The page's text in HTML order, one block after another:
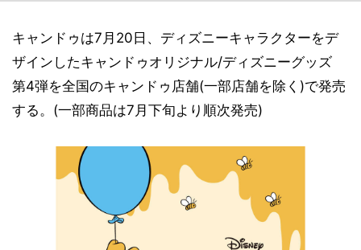
キャンドゥは7月20日、ディズニーキャラクターをデ
ザインしたキャンドゥオリジナル/ディズニーグッズ
第4弾を全国のキャンドゥ店舗(一部店舗を除く)で発売
する。(一部商品は7月下旬より順次発売)